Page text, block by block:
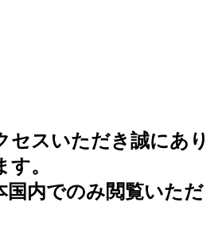
セスいただき誠にあり
。
国内でのみ閲覧いただ